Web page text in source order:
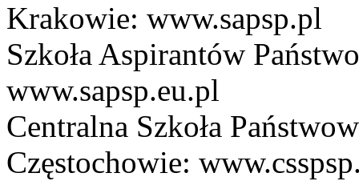
Krakowie: www.sapsp.pl
Szkoła Aspirantów
www.sapsp.eu.pl
Centralna Szkoła
Częstochowie: